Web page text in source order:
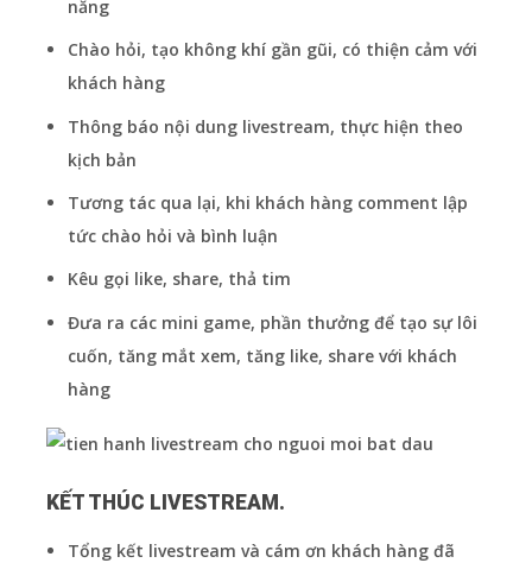
năng
Chào hỏi, tạo không khí gần gũi, có thiện cảm với
khách hàng
Thông báo nội dung livestream, thực hiện theo
kịch bản
Tương tác qua lại, khi khách hàng comment lập
tức chào hỏi và bình luận
Kêu gọi like, share, thả tim
Đưa ra các mini game, phần thưởng để tạo sự lôi
cuốn, tăng mắt xem, tăng like, share với khách
hàng
KẾT THÚC LIVESTREAM.
Tổng kết livestream và cám ơn khách hàng đã